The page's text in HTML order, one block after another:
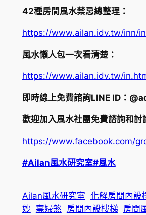
42種房間風水禁忌總整理：
https://www.ailan.idv.tw/inn/
風水懶人包一次看清楚：
https://www.ailan.idv.tw/
即時線上免費諮詢LINE ID：
歡迎加入風水社團免費諮詢和討
https://www.facebook.com/
#Ailan風水研究室#風水
Ailan風水研究室 化解房間內設
妙 寡婦煞 房間內設樓梯 房間